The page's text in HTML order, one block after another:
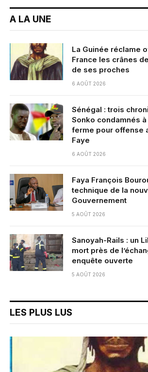
A LA UNE
La Guinée réclame
France les crânes
de ses proches
6 AOÛT 2026
Sénégal : trois
Sonko condamnés
ferme pour offense
Faye
6 AOÛT 2026
Faya François
technique de la
Gouvernement
5 AOÛT 2026
Sanoyah-Rails : un
mort près de
enquête ouverte
5 AOÛT 2026
LES PLUS LUS